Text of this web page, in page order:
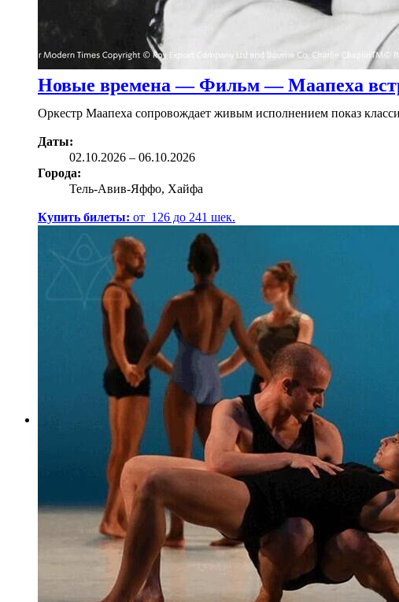
Новые времена — Фильм — Маапеха
Оркестр Маапеха сопровождает живым исполнением показ
Даты:
02.10.2026 – 06.10.2026
Города:
Тель-Авив-Яффо, Хайфа
Купить билеты: от 126 до 241 шек.